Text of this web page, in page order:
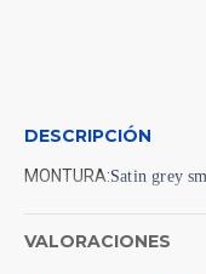
DESCRIPCIÓN
MONTURA:Satin grey
VALORACIONES